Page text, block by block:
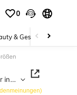
0
& Gesundheit
in